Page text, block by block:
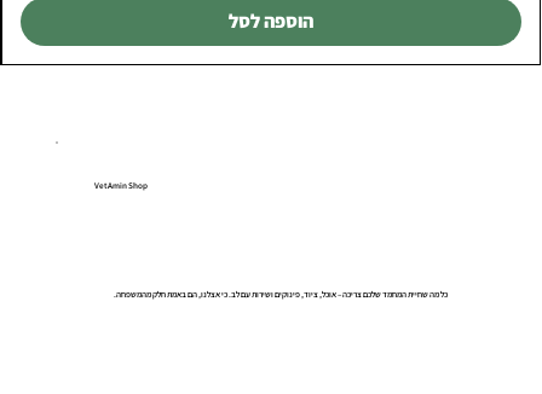
הוספה לסל
VetAmin Shop
כל מה שחיית המחמד שלכם צריכה – אוכל, ציוד, פינוקים ושירות עם לב. כי אצלנו, הם באמת חלק מהמשפחה.